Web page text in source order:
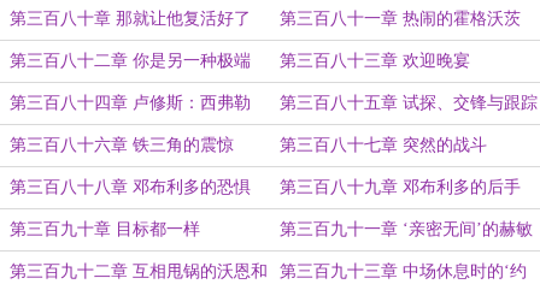
了我一命！ 界！
第三百八十章 那就让他复活好了 第三百八十一章 热闹的霍格沃茨
第三百八十二章 你是另一种极端 第三百八十三章 欢迎晚宴
第三百八十四章 卢修斯：西弗勒
斯，你负责搞定沃恩！
第三百八十五章 试探、交锋与跟踪
第三百八十六章 铁三角的震惊 第三百八十七章 突然的战斗
第三百八十八章 邓布利多的恐惧 第三百八十九章 邓布利多的后手
第三百九十章 目标都一样 第三百九十一章 ‘亲密无间’的赫敏
与秋·张
第三百九十二章 互相甩锅的沃恩和 第三百九十三章 中场休息时的‘约